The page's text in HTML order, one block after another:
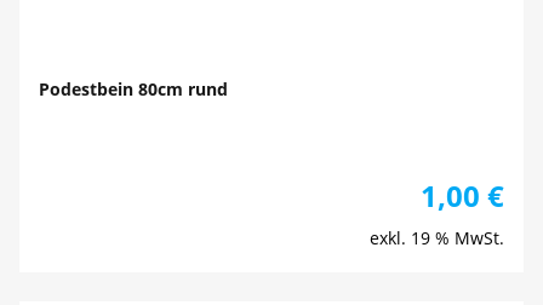
Podestbein 80cm rund
1,00 €
exkl. 19 % MwSt.